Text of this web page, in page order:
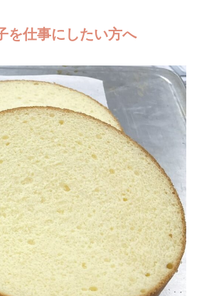
を仕事にしたい方へ